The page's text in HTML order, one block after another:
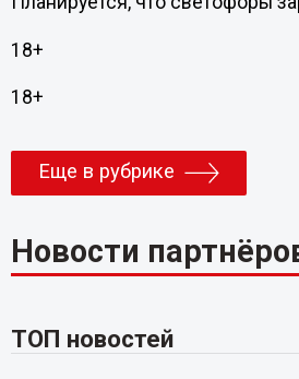
18+
18+
Еще в рубрике
Новости
ТОП новостей